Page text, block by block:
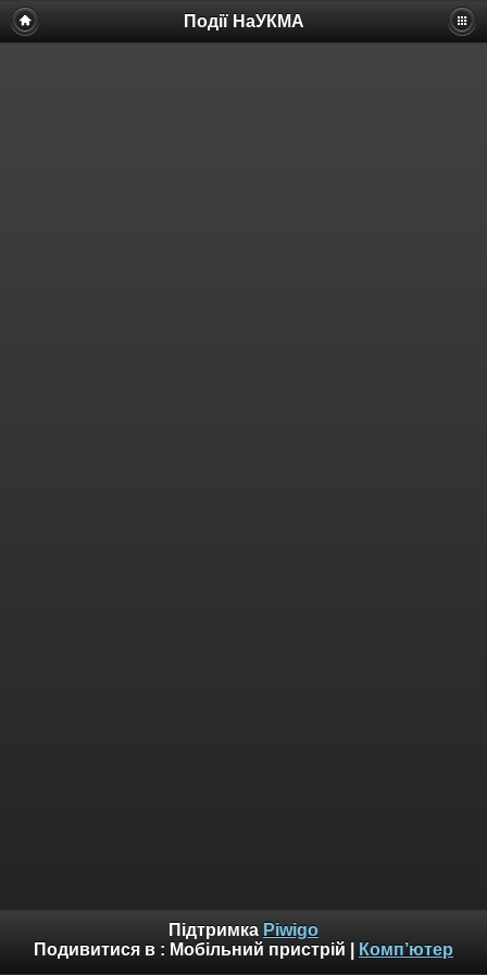
Події НаУКМА
Підтримка Piwigo
Подивитися в : Мобільний пристрій Комп’ютер